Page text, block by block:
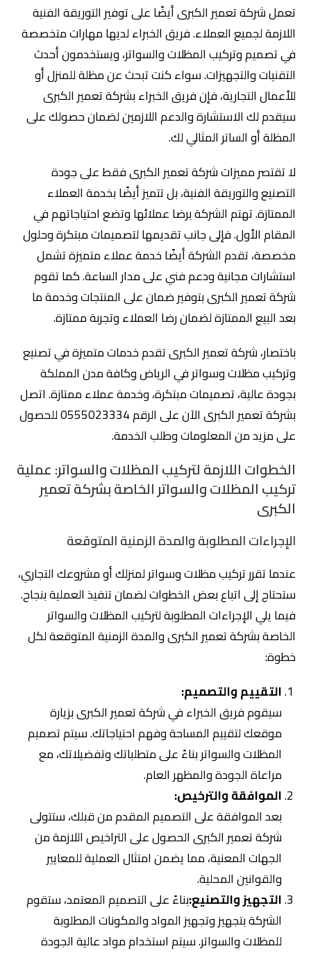
تعمل شركة تعمير الكبرى أيضًا على توفير التوريقة الفنية
اللازمة لجميع العملاء. فريق الخبراء لديها مهارات متخصصة
في تصميم وتركيب المظلات والسواتر، ويستخدمون أحدث
التقنيات والتجهيزات. سواء كنت تبحث عن مظلة للمنزل أو
للأعمال التجارية، فإن فريق الخبراء بشركة تعمير الكبرى
سيقدم لك الاستشارة والدعم اللازمين لضمان حصولك على
المظلة أو الساتر المثالي لك.
لا تقتصر مميزات شركة تعمير الكبرى فقط على جودة
التصنيع والتوريقة الفنية، بل تتميز أيضًا بخدمة العملاء
الممتازة. تهتم الشركة برضا عملائها وتضع احتياجاتهم في
المقام الأول. فإلى جانب تقديمها لتصميمات مبتكرة وحلول
مخصصة، تقدم الشركة أيضًا خدمة عملاء متميزة تشمل
استشارات مجانية ودعم فني على مدار الساعة. كما تقوم
شركة تعمير الكبرى بتوفير ضمان على المنتجات وخدمة ما
بعد البيع الممتازة لضمان رضا العملاء وتجربة ممتازة.
باختصار، شركة تعمير الكبرى تقدم خدمات متميزة في تصنيع
وتركيب مظلات وسواتر في الرياض وكافة مدن المملكة
بجودة عالية، تصميمات مبتكرة، وخدمة عملاء ممتازة. اتصل
بشركة تعمير الكبرى الآن على الرقم 0555023334 للحصول
على مزيد من المعلومات وطلب الخدمة.
الخطوات اللازمة لتركيب المظلات والسواتر: عملية
تركيب المظلات والسواتر الخاصة بشركة تعمير
الكبرى
الإجراءات المطلوبة والمدة الزمنية المتوقعة
عندما تقرر تركيب مظلات وسواتر لمنزلك أو مشروعك التجاري،
ستحتاج إلى اتباع بعض الخطوات لضمان تنفيذ العملية بنجاح.
فيما يلي الإجراءات المطلوبة لتركيب المظلات والسواتر
الخاصة بشركة تعمير الكبرى والمدة الزمنية المتوقعة لكل
خطوة:
التقييم والتصميم:
سيقوم فريق الخبراء في شركة تعمير الكبرى بزيارة
موقعك لتقييم المساحة وفهم احتياجاتك. سيتم تصميم
المظلات والسواتر بناءً على متطلباتك وتفضيلاتك، مع
مراعاة الجودة والمظهر العام.
الموافقة والترخيص:
بعد الموافقة على التصميم المقدم من قبلك، ستتولى
شركة تعمير الكبرى الحصول على التراخيص اللازمة من
الجهات المعنية، مما يضمن امتثال العملية للمعايير
والقوانين المحلية.
التجهيز والتصنيع:بناءً على التصميم المعتمد، ستقوم
الشركة بتجهيز وتجهيز المواد والمكونات المطلوبة
للمظلات والسواتر. سيتم استخدام مواد عالية الجودة